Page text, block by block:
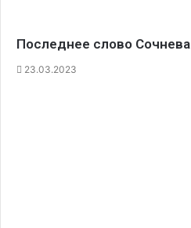
Последнее слово Сочнева
23.03.2023